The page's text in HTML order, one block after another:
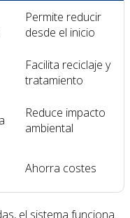
Permite reducir
desde el inicio
Facilita reciclaje y
tratamiento
Reduce impacto
ambiental
Ahorra costes
el sistema funciona.